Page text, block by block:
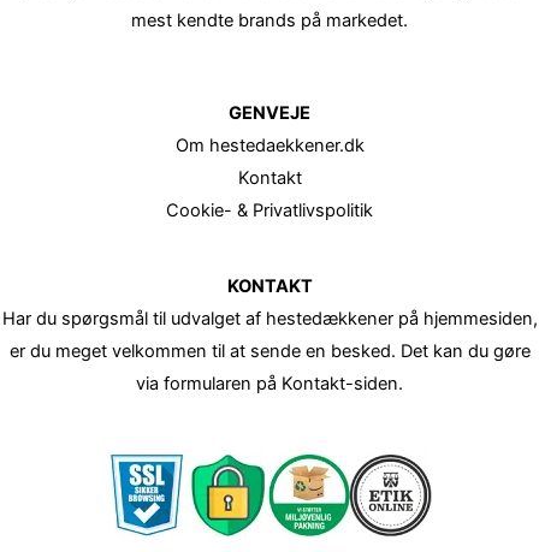
mest kendte brands på markedet.
GENVEJE
Om hestedaekkener.dk
Kontakt
Cookie- & Privatlivspolitik
KONTAKT
Har du spørgsmål til udvalget af hestedækkener på hjemmesiden,
er du meget velkommen til at sende en besked. Det kan du gøre
via formularen på Kontakt-siden.